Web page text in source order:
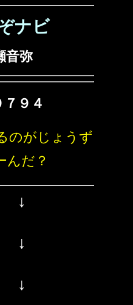
ナビ
音弥
７９４
のがじょうず
んだ？
↓
↓
↓